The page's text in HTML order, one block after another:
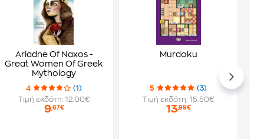
Ariadne Of Naxos -
Great Women Of Greek
Mythology
4
(1)
Τιμή εκδότη: 12.00€
9,67€
Murdoku
5
(3)
Τιμή εκδότη: 15.50€
13,99€